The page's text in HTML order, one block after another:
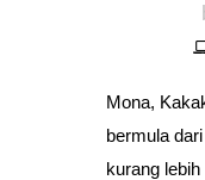
Mona,
bermula
kurang